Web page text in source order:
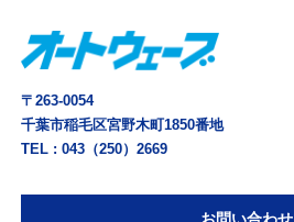
〒263-0054
千葉市稲毛区宮野木町1850番地
TEL :043（250）2669